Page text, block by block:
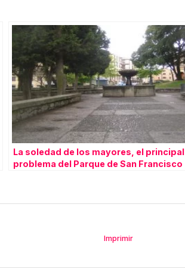
La soledad de los mayores, el principal
problema del Parque de San Francisco
Imprimir